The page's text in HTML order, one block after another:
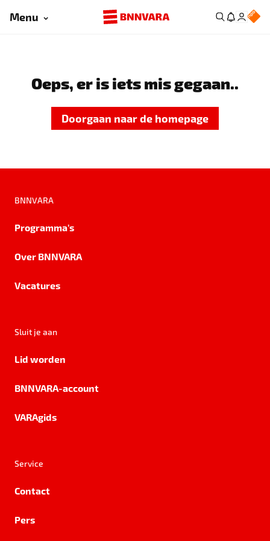
Menu
Oeps, er is iets mis gegaan..
Doorgaan naar de homepage
BNNVARA
Programma's
Over BNNVARA
Vacatures
Sluit je aan
Lid worden
BNNVARA-account
VARAgids
Service
Contact
Pers